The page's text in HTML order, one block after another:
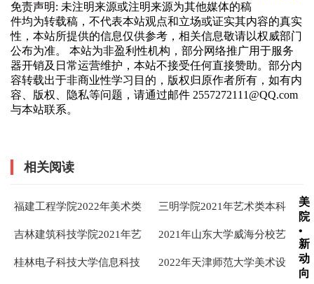
免责声明: 未注明来源或注明来源为其他媒体的稿
件均为转载稿，不代表本站观点和立场或证实其内容的真实
性，本站所提供的信息仅供参考，相关信息敬请以权威部门
公布为准。 本站为非盈利性机构，部分网络推广用于服务
器开销及日常运营维护，本站不接受任何直接赞助。部分内
容转载出于非商业性学习目的，版权归原作者所有，如有内
容、版权、隐私等问题，请通过邮件 2557272111@QQ.com
与本站联系。
相关阅读
福建工程学院2022年美术类
三明学院2021年艺术类本科
吉林建筑科技学院2021年艺
2021年山东大学威海分校艺
桂林电子科技大学信息科技
2022年天津师范大学美术设
美
院
•
新
动
向